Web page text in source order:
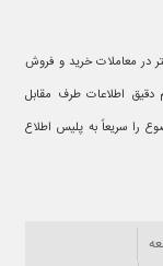
در معاملات خرید و فروش
دقیق اطلاعات طرف مقابل
را سریعاً به پلیس اطلاع